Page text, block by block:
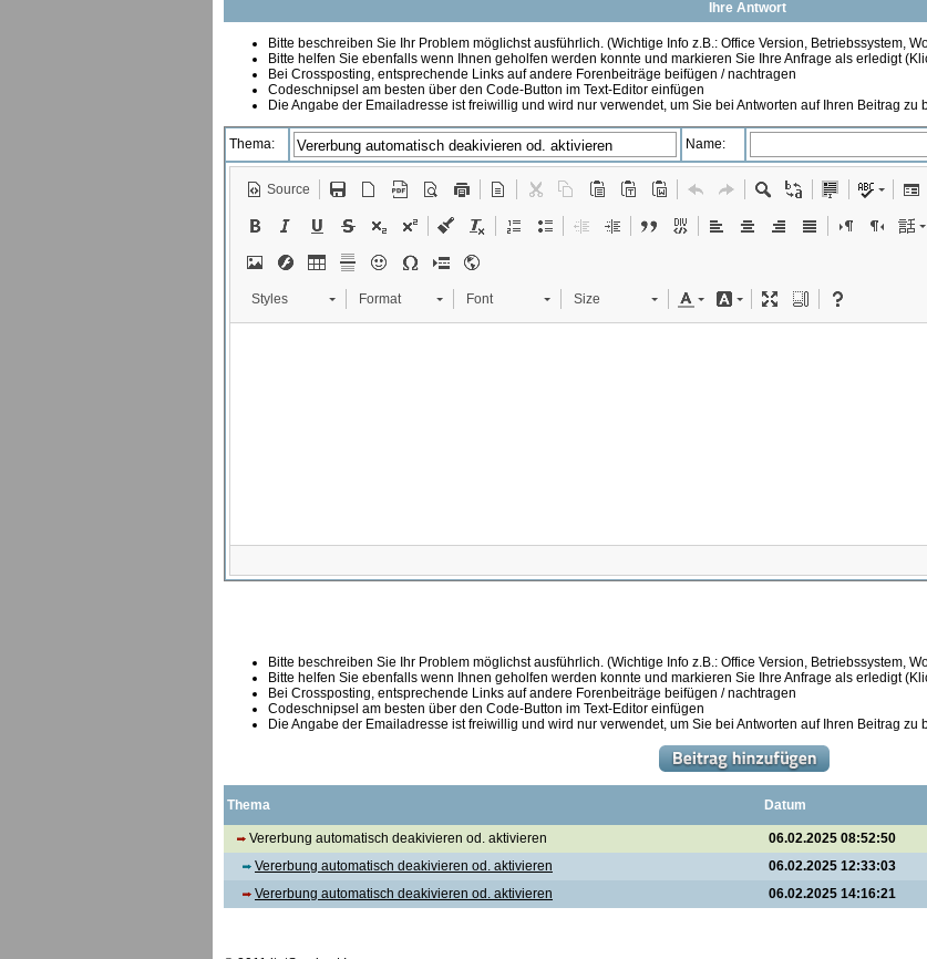
Ihre Antwort
Bitte beschreiben Sie Ihr Problem möglichst ausführlich. (Wichtige Info z.B.: Office Version, Betriebssystem,
Bitte helfen Sie ebenfalls wenn Ihnen geholfen werden konnte und markieren Sie Ihre Anfrage als erledigt
Bei Crossposting, entsprechende Links auf andere Forenbeiträge beifügen / nachtragen
Codeschnipsel am besten über den Code-Button im Text-Editor einfügen
Die Angabe der Emailadresse ist freiwillig und wird nur verwendet, um Sie bei Antworten auf Ihren Beitrag zu
Thema: Name:
Source
Styles Format Font Size
Bitte beschreiben Sie Ihr Problem möglichst ausführlich. (Wichtige Info z.B.: Office Version, Betriebssystem,
Bitte helfen Sie ebenfalls wenn Ihnen geholfen werden konnte und markieren Sie Ihre Anfrage als erledigt
Bei Crossposting, entsprechende Links auf andere Forenbeiträge beifügen / nachtragen
Codeschnipsel am besten über den Code-Button im Text-Editor einfügen
Die Angabe der Emailadresse ist freiwillig und wird nur verwendet, um Sie bei Antworten auf Ihren Beitrag zu
Thema Datum
Vererbung automatisch deakivieren od. aktivieren 06.02.2025 08:52:50
Vererbung automatisch deakivieren od. aktivieren
06.02.2025 12:33:03
Vererbung automatisch deakivieren od. aktivieren
06.02.2025 14:16:21